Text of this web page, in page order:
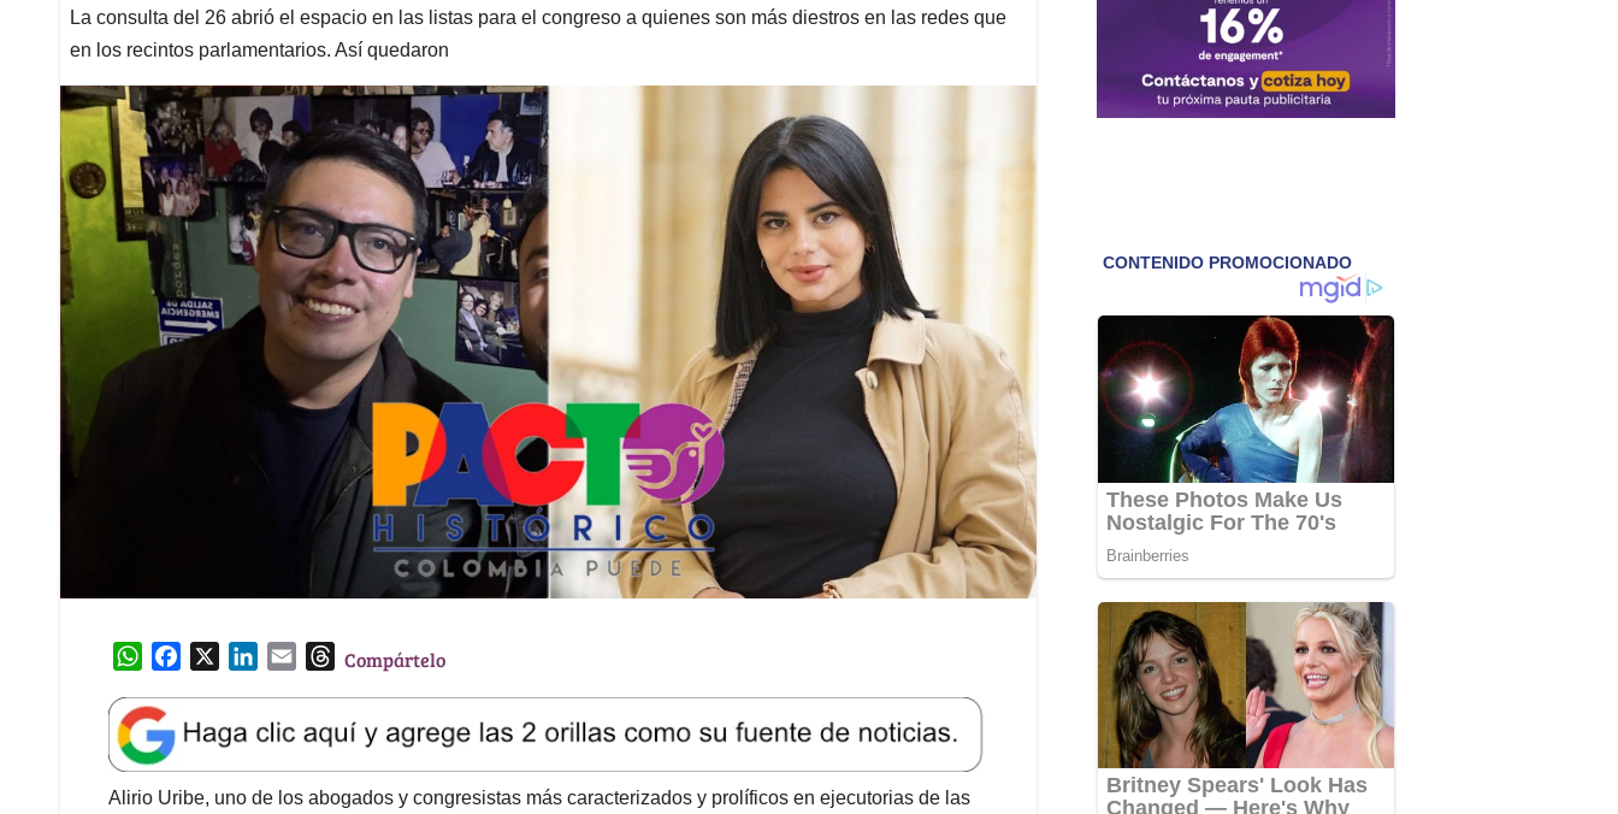
La consulta del 26 abrió el espacio en las listas para el congreso a quienes son más diestros en las redes que
en los recintos parlamentarios. Así quedaron
W
a
t
s
A
e
b
o
k
e
d
l
T
e
a
d
Compártelo
Alirio Uribe, uno de los abogados y congresistas más caracterizados y prolíficos en ejecutorias de las